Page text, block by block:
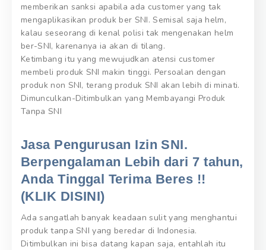
memberikan sanksi apabila ada customer yang tak
mengaplikasikan produk ber SNI. Semisal saja helm,
kalau seseorang di kenal polisi tak mengenakan helm
ber-SNI, karenanya ia akan di tilang.
Ketimbang itu yang mewujudkan atensi customer
membeli produk SNI makin tinggi. Persoalan dengan
produk non SNI, terang produk SNI akan lebih di minati.
Dimunculkan-Ditimbulkan yang Membayangi Produk
Tanpa SNI
Jasa Pengurusan Izin SNI.
Berpengalaman Lebih dari 7 tahun,
Anda Tinggal Terima Beres !!
(KLIK DISINI)
Ada sangatlah banyak keadaan sulit yang menghantui
produk tanpa SNI yang beredar di Indonesia.
Ditimbulkan ini bisa datang kapan saja, entahlah itu